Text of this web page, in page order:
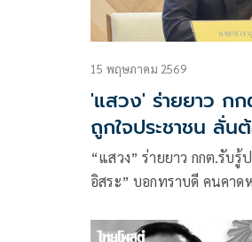
15 พฤษภาคม 2569
'แสวง' ร่ายยาว ก
ถูกใจประชาชน ลั่
ตามใจฝ่ายไหนไม่ได้
“แสวง” ร่ายยาว กกต.รับ
อิสระ” บอกทราบดี คนคาด
ประชาชน ชี้ องค์กรอิสระ